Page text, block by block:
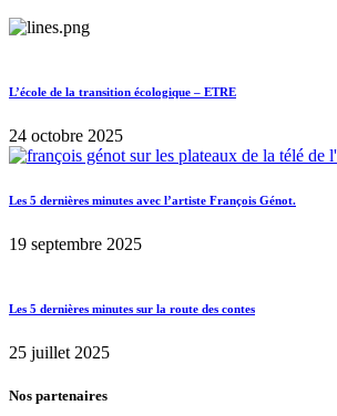
L’école de la transition écologique – ETRE
24 octobre 2025
Les 5 dernières minutes avec l’artiste François Génot.
19 septembre 2025
Les 5 dernières minutes sur la route des contes
25 juillet 2025
Nos partenaires